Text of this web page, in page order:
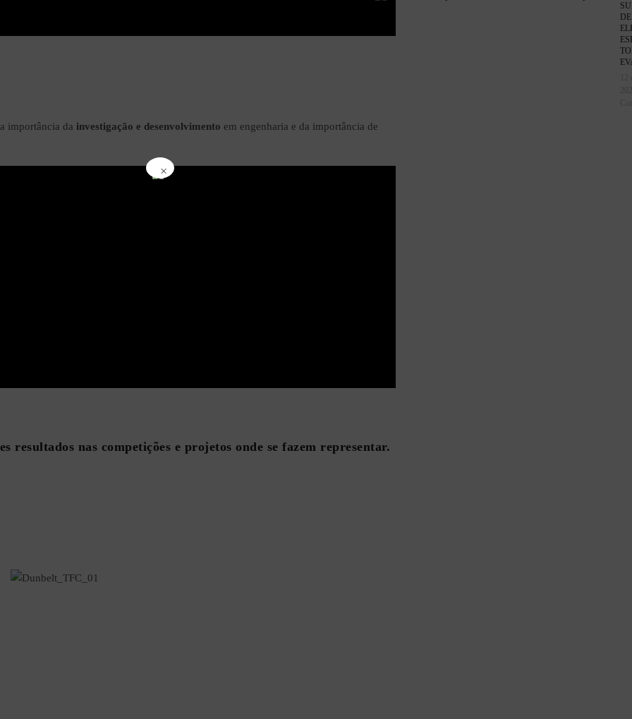
importância da investigação e desenvolvimento em engenharia e da importância de
resultados nas competições e projetos onde se fazem representar.
×